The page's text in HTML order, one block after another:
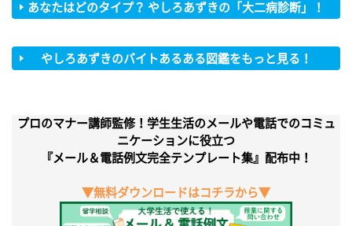
あなたはどのタイプ？ やしろあずきの「大二病診断」！
やしろあずきのバイトあるある図鑑をもっと見る！
プロのマナー講師監修！学生生活のメールや電話でのコミュ
ニケーションに役立つ
『メール＆電話例文完全テンプレート集』配布中！
▼無料ダウンロードはコチラから▼